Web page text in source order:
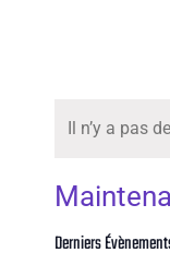
Il n’y a pas
une
Derniers